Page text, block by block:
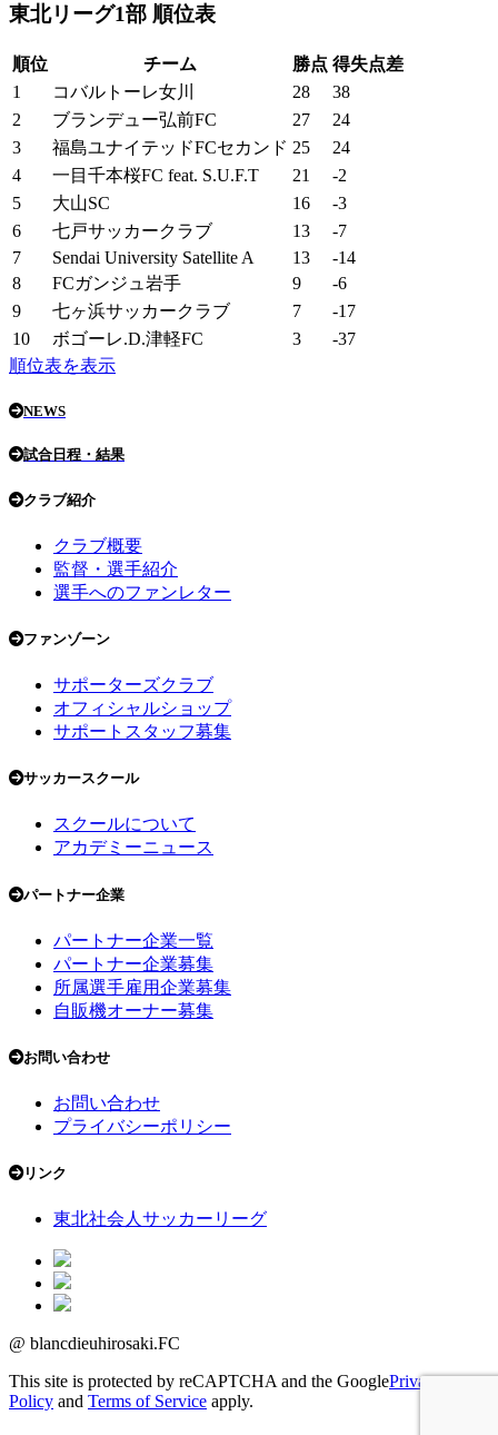
東北リーグ1部 順位表
順位 チーム 勝点 得失点差
1
コバルトーレ女川 28
38
2
ブランデュー弘前FC 27
24
3
福島ユナイテッドFCセカンド 25
24
4
一目千本桜FC feat. S.U.F.T 21
-2
5
大山SC 16
-3
6
七戸サッカークラブ 13
-7
7
Sendai University Satellite A 13
-14
8
FCガンジュ岩手 9
-6
9
七ヶ浜サッカークラブ 7
-17
10
ボゴーレ.D.津軽FC 3
-37
順位表を表示
NEWS
試合日程・結果
クラブ紹介
クラブ概要
監督・選手紹介
選手へのファンレター
ファンゾーン
サポーターズクラブ
オフィシャルショップ
サポートスタッフ募集
サッカースクール
スクールについて
アカデミーニュース
パートナー企業
パートナー企業一覧
パートナー企業募集
所属選手雇用企業募集
自販機オーナー募集
お問い合わせ
お問い合わせ
プライバシーポリシー
リンク
東北社会人サッカーリーグ
@ blancdieuhirosaki.FC
This site is protected by reCAPTCHA and the GooglePrivacy
Policy and Terms of Service apply.